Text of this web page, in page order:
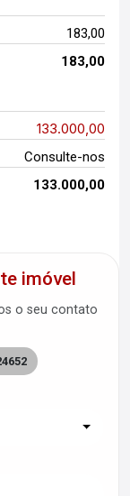
183,00
183,00
133.000,00
Consulte-nos
133.000,00
imóvel
o seu contato